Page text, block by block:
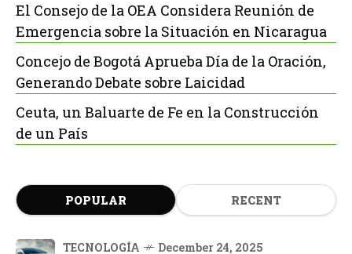
El Consejo de la OEA Considera Reunión de
Emergencia sobre la Situación en Nicaragua
Concejo de Bogotá Aprueba Día de la Oración,
Generando Debate sobre Laicidad
Ceuta, un Baluarte de Fe en la Construcción
de un País
POPULAR RECENT
TECNOLOGÍA December 24, 2025